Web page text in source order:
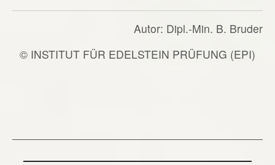
Autor: Dipl.-Min. B. Bruder
© INSTITUT FÜR EDELSTEIN PRÜFUNG (EPI)